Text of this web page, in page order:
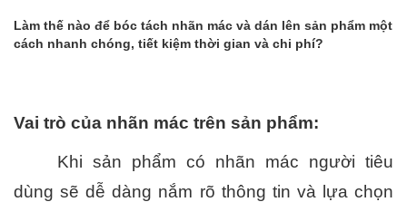
Làm thế nào để bóc tách nhãn mác và dán lên sản phẩm một
cách nhanh chóng, tiết kiệm thời gian và chi phí?
Vai trò của nhãn mác trên sản phẩm:
Khi sản phẩm có nhãn mác người tiêu
dùng sẽ dễ dàng nắm rõ thông tin và lựa chọn